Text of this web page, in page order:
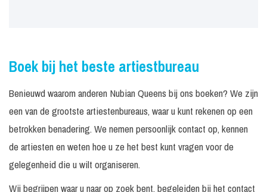
Boek bij het beste artiestbureau
Benieuwd waarom anderen Nubian Queens bij ons boeken? We zijn
een van de grootste artiestenbureaus, waar u kunt rekenen op een
betrokken benadering. We nemen persoonlijk contact op, kennen
de artiesten en weten hoe u ze het best kunt vragen voor de
gelegenheid die u wilt organiseren.
Wij begrijpen waar u naar op zoek bent, begeleiden bij het contact